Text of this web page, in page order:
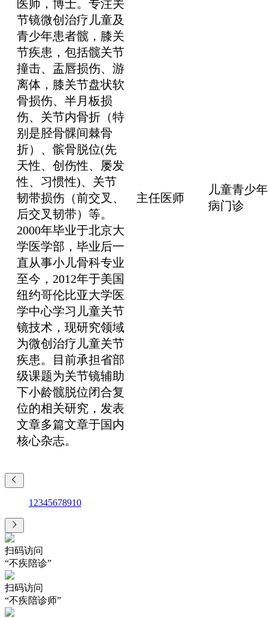
医师，博士。专注关
节镜微创治疗儿童及
青少年患者髋，膝关
节疾患，包括髋关节
撞击、盂唇损伤、游
离体，膝关节盘状软
骨损伤、半月板损
伤、关节内骨折（特
别是胫骨髁间棘骨
折）、髌骨脱位(先
天性、创伤性、屡发
性、习惯性)、关节
韧带损伤（前交叉、
后交叉韧带）等。
2000年毕业于北京大
学医学部，毕业后一
直从事小儿骨科专业
至今，2012年于美国
纽约哥伦比亚大学医
学中心学习儿童关节
镜技术，现研究领域
为微创治疗儿童关节
疾患。目前承担省部
级课题为关节镜辅助
下小龄髋脱位闭合复
位的相关研究，发表
文章多篇文章于国内
核心杂志。
主任医师
儿童青少
病门诊
1 2345678910
扫码访问
“不疾陪诊”
扫码访问
“不疾陪诊师”